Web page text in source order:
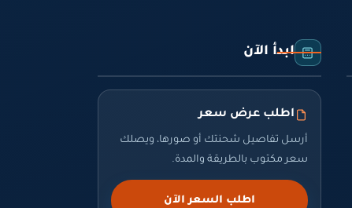
ابدأ الآن
اطلب عرض سعر
أرسل تفاصيل شحنتك أو صورها، ويصلك
سعر مكتوب بالطريقة والمدة.
اطلب السعر الآن